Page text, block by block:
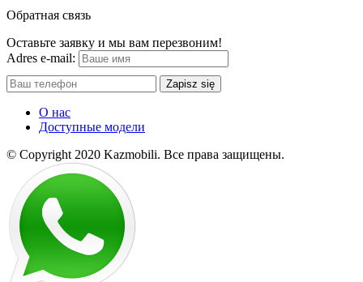
Обратная связь
Оставьте заявку и мы вам перезвоним!
Adres e-mail:
Zapisz się
О нас
Доступные модели
© Copyright 2020 Kazmobili. Все права защищены.